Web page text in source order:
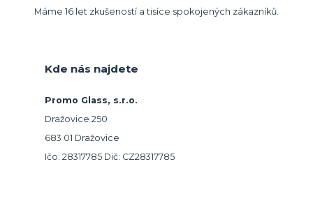
Máme 16 let zkušeností a tisíce spokojených zákazníků.
Kde nás najdete
Promo Glass, s.r.o.
Dražovice 250
683 01 Dražovice
Ičo: 28317785 Dič: CZ28317785